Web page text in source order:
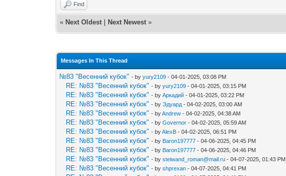
Find
« Next Oldest Next Newest »
Messages In This Thread
№83 "Весенний кубок" - byyury2109 - 04-01-2025, 03:08 PM
RE: №83 "Весенний кубок" - byyury2109 - 04-01-2025, 03:15 PM
RE: №83 "Весенний кубок" - byАркадий - 04-01-2025, 03:22 PM
RE: №83 "Весенний кубок" - byЭдуард - 04-02-2025, 03:00 AM
RE: №83 "Весенний кубок" - byAndrew - 04-02-2025, 04:38 AM
RE: №83 "Весенний кубок" - byGovernor - 04-02-2025, 05:59 AM
RE: №83 "Весенний кубок" - byAlexB - 04-02-2025, 06:51 PM
RE: №83 "Весенний кубок" - by Baron197777 - 04-06-2025, 04:45 PM
RE: №83 "Весенний кубок" - by Baron197777 - 04-06-2025, 04:46 PM
RE: №83 "Весенний кубок" - bysteiwand_roman@mail.ru - 04-07-2025, 01:43 PM
RE: №83 "Весенний кубок" - byshprexan - 04-07-2025, 04:41 PM